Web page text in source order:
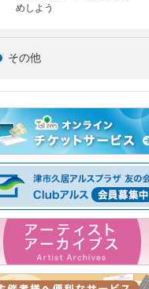
めしよう
その他